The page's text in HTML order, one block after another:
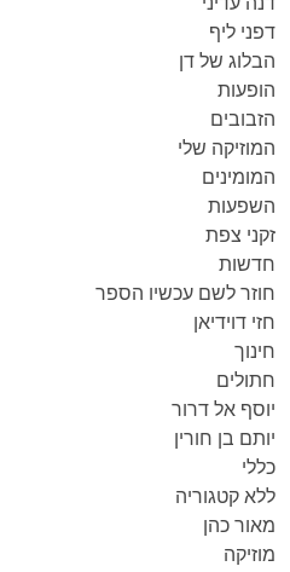
דפני ליף
הבלוג של דן
הופעות
הזבובים
המוזיקה שלי
המומינים
השפעות
זקני צפת
חדשות
חוזר לשם עכשיו הספר
חזי דוידיאן
חינוך
חתולים
יוסף אל דרור
יותם בן חורין
כללי
ללא קטגוריה
מאור כהן
מוזיקה